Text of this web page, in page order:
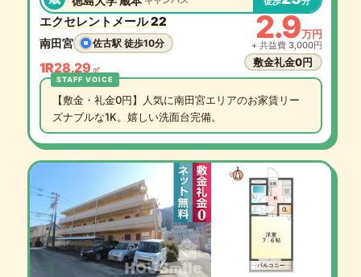
エクセレントメール 22
南田宮 佐古駅 徒歩10分
1R28.29 ㎡
2.9万円
+ 共益費 3,000円
敷金礼金0円
【敷金・礼金0円】人気に南田宮エリアのお家賃リー
ズナブルな1K。嬉しい洗面台完備。